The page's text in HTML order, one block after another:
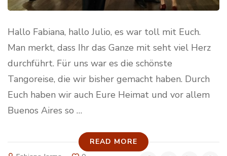
Hallo Fabiana, hallo Julio, es war toll mit Euch.
Man merkt, dass Ihr das Ganze mit seht viel Herz
durchführt. Für uns war es die schönste
Tangoreise, die wir bisher gemacht haben. Durch
Euch haben wir auch Eure Heimat und vor allem
Buenos Aires so …
READ MORE